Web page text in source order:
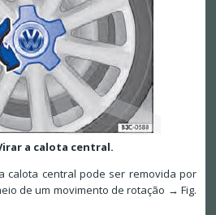
a calota central.
calota central pode ser removida por
de um movimento de rotação → Fig.